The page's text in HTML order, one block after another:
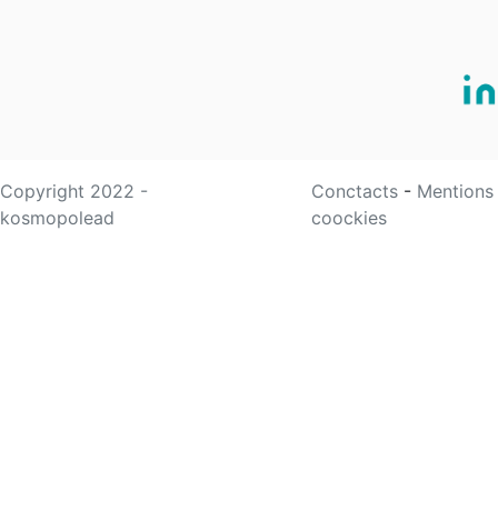
Copyright 2022 -
kosmopolead
Conctacts -
coockies